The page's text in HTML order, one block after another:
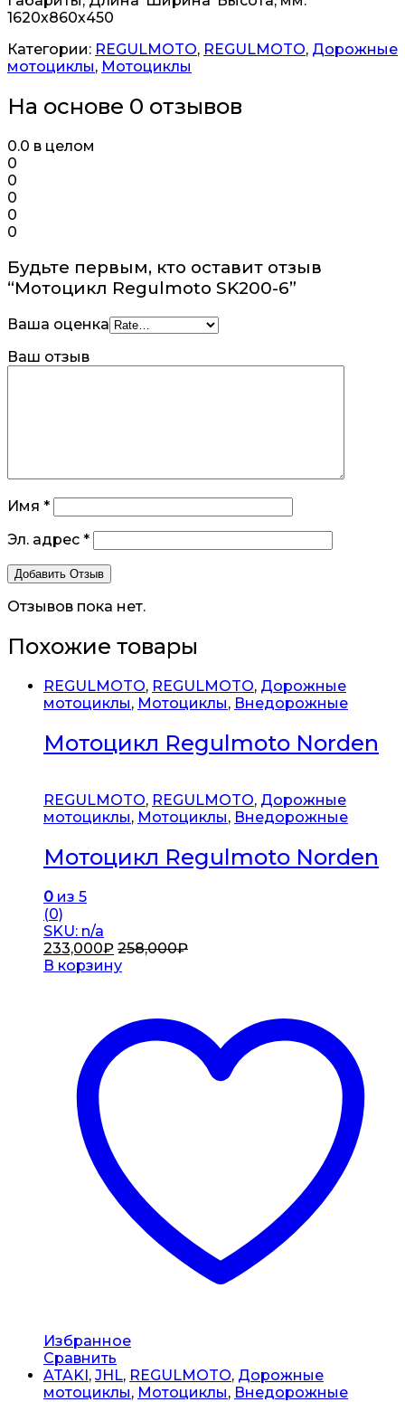
1620х860х450
Категории: REGULMOTO, REGULMOTO, Дорожные
мотоциклы, Мотоциклы
На основе 0 отзывов
0.0 в целом
0
0
0
0
0
Будьте первым, кто оставит отзыв
“Мотоцикл Regulmoto SK200-6”
Ваша оценка
Ваш отзыв
Имя *
Эл. адрес *
Отзывов пока нет.
Похожие товары
REGULMOTO, REGULMOTO, Дорожные
мотоциклы, Мотоциклы, Внедорожные
Мотоцикл Regulmoto Norden
REGULMOTO, REGULMOTO, Дорожные
мотоциклы, Мотоциклы, Внедорожные
Мотоцикл Regulmoto Norden
0 из 5
(0)
SKU: n/a
233,000₽ 258,000₽
В корзину
Избранное
Сравнить
ATAKI, JHL, REGULMOTO, Дорожные
мотоциклы, Мотоциклы, Внедорожные